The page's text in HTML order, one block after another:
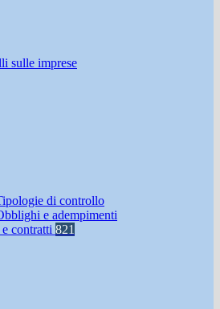
sulle imprese
di controllo
e adempimenti
contratti 821